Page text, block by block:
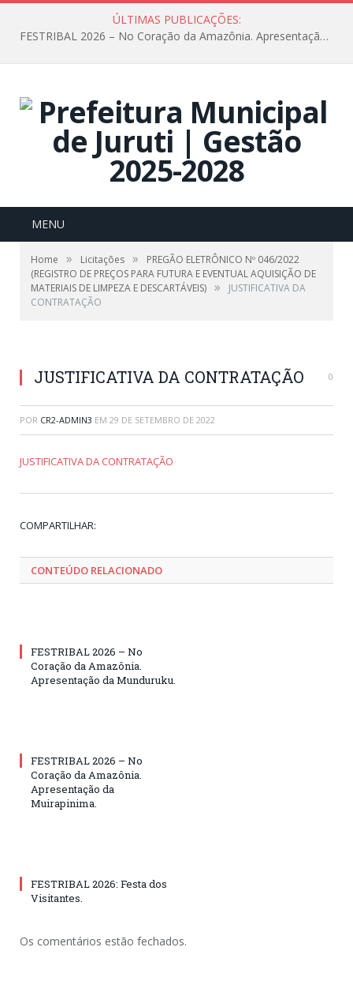
ÚLTIMAS PUBLICAÇÕES:
FESTRIBAL 2026 – No Coração da Amazônia. Apresentação da Munduruku.
MENU
Home » Licitações »
PREGÃO ELETRÔNICO Nº 046/2022
(REGISTRO DE PREÇOS PARA FUTURA E EVENTUAL AQUISIÇÃO DE
MATERIAIS DE LIMPEZA E DESCARTÁVEIS) »
JUSTIFICATIVA DA
CONTRATAÇÃO
JUSTIFICATIVA DA CONTRATAÇÃO 0
POR CR2-ADMIN3 EM 29 DE SETEMBRO DE 2022
JUSTIFICATIVA DA CONTRATAÇÃO
COMPARTILHAR:
CONTEÚDO RELACIONADO
FESTRIBAL 2026 – No
Coração da Amazônia.
Apresentação da Munduruku.
FESTRIBAL 2026 – No
Coração da Amazônia.
Apresentação da
Muirapinima.
FESTRIBAL 2026: Festa dos
Visitantes.
Os comentários estão fechados.